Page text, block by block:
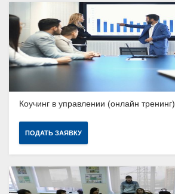
Коучинг в управлении (онлайн тренинг)
ПОДАТЬ ЗАЯВКУ